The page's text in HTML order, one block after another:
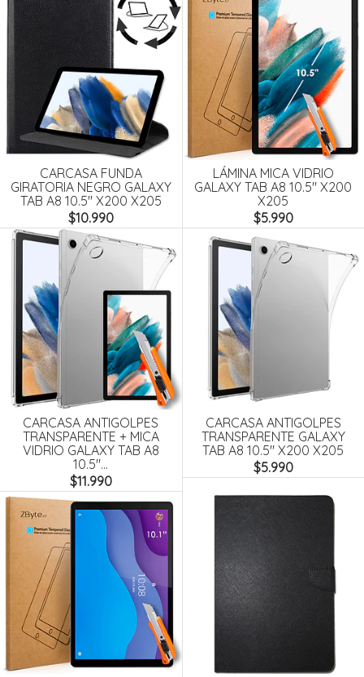
CARCASA FUNDA
GIRATORIA NEGRO GALAXY
TAB A8 10.5" X200 X205
$10.990
LÁMINA MICA VIDRIO
GALAXY TAB A8 10.5" X200
X205
$5.990
CARCASA ANTIGOLPES
TRANSPARENTE + MICA
VIDRIO GALAXY TAB A8
10.5"...
$11.990
CARCASA ANTIGOLPES
TRANSPARENTE GALAXY
TAB A8 10.5" X200 X205
$5.990